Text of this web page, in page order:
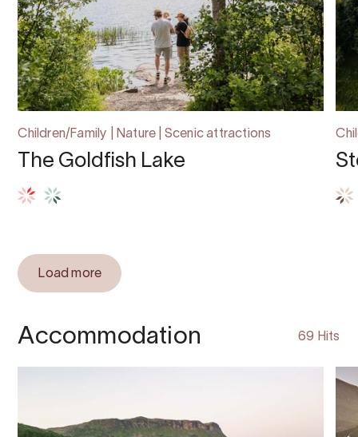
Children/Family | Nature | Scenic attractions
The Goldfish Lake
Load more
Accommodation 69 Hits